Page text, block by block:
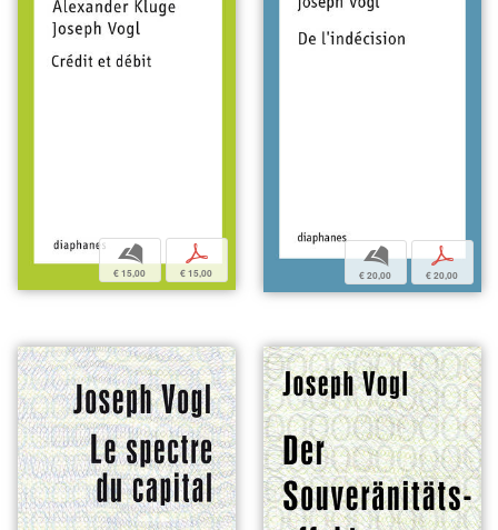
b
€ 15,00
p
€ 15,00
b
€ 20,00
p
€ 20,00